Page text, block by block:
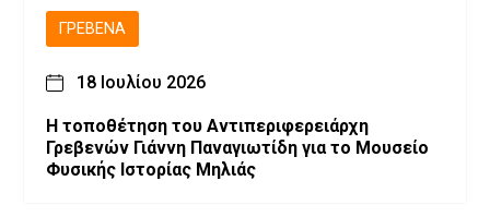
ΓΡΕΒΕΝΆ
18 Ιουλίου 2026
Η τοποθέτηση του Αντιπεριφερειάρχη
Γρεβενών Γιάννη Παναγιωτίδη για το Μουσείο
Φυσικής Ιστορίας Μηλιάς